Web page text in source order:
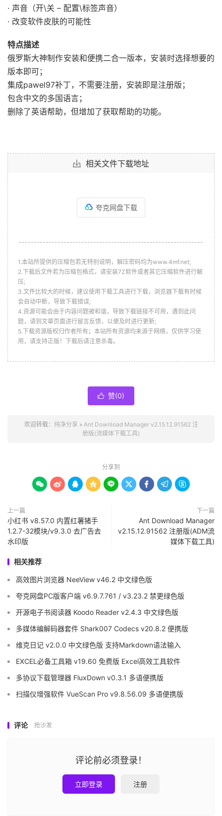
· 声音（开\关 – 配置\标签声音）
· 改变软件皮肤的可能性
特点描述
俄罗斯大神制作安装和便携二合一版本，安装时选择想要的
版本即可；
集成pawel97补丁，不需要注册，安装即是注册版；
包含中文的多国语言；
删除了英语帮助，但增加了获取帮助的功能。
相关文件下载地址
夸克网盘下载
--------------------------------------------------------------
1.本站所提供的压缩包若无特别说明，解压密码均为www.4mf.net;
2.下载后文件若为压缩包格式，请安装7Z软件或者其它压缩软件进行解
压;
3.文件比较大的时候，建议使用下载工具进行下载，浏览器下载有时候
会自动中断，导致下载错误;
4.资源可能会由于内容问题被和谐，导致下载链接不可用，遇到此问
题，请到文章页面进行留言反馈，以便及时进行更新;
5.下载资源版权归作者所有；本站所有资源均来源于网络，仅供学习使
用，请支持正版！下载后请注意杀毒。
 赞(0)
欢迎转载： 纯净分享 » Ant Download Manager v2.15.12.91562 注
册版(流媒体下载工具)
分享到
        
上一篇
小红书 v8.57.0 内置红薯猪手
1.2.7-32模块/v9.3.0 去广告去
水印版
下一篇
Ant Download Manager
v2.15.12.91562 注册版(ADM流
媒体下载工具)
相关推荐
高效图片浏览器 NeeView v46.2 中文绿色版
夸克网盘PC版客户端 v6.9.7.761 / v3.23.2 禁更绿色版
开源电子书阅读器 Koodo Reader v2.4.3 中文绿色版
多媒体编解码器套件 Shark007 Codecs v20.8.2 便携版
维克日记 v2.0.0 中文绿色版 支持Markdown语法输入
EXCEL必备工具箱 v19.60 免费版 Excel高效工具软件
多协议下载管理器 FluxDown v0.3.1 多语便携版
扫描仪增强软件 VueScan Pro v9.8.56.09 多语便携版
评论 抢沙发
评论前必须登录！
立即登录 注册